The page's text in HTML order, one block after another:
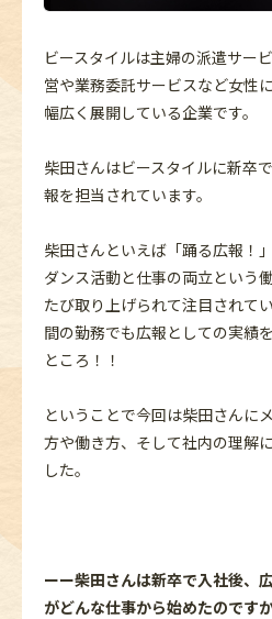
ビースタイルは主婦の派遣サー
営や業務委託サービスなど女性
幅広く展開している企業です。
柴田さんはビースタイルに新卒
報を担当されています。
柴田さんといえば「踊る広報！
ダンス活動と仕事の両立という
たび取り上げられて注目されて
間の勤務でも広報としての実績
ところ！！
ということで今回は柴田さんに
方や働き方、そして社内の理解
した。
ーー柴田さんは新卒で入社後、
がどんな仕事から始めたのです